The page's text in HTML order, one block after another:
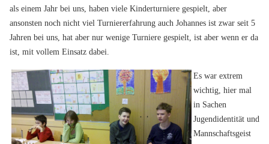
als einem Jahr bei uns, haben viele Kinderturniere gespielt, aber
ansonsten noch nicht viel Turniererfahrung auch Johannes ist zwar seit 5
Jahren bei uns, hat aber nur wenige Turniere gespielt, ist aber wenn er da
ist, mit vollem Einsatz dabei.
Es war extrem
wichtig, hier mal
in Sachen
Jugendidentität und
Mannschaftsgeist